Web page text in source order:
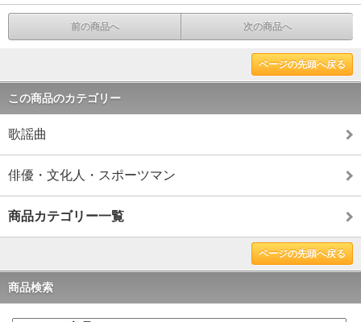
前の商品へ 次の商品へ
ページの先頭へ戻る
この商品のカテゴリー
歌謡曲
俳優・文化人・スポーツマン
商品カテゴリー一覧
ページの先頭へ戻る
商品検索